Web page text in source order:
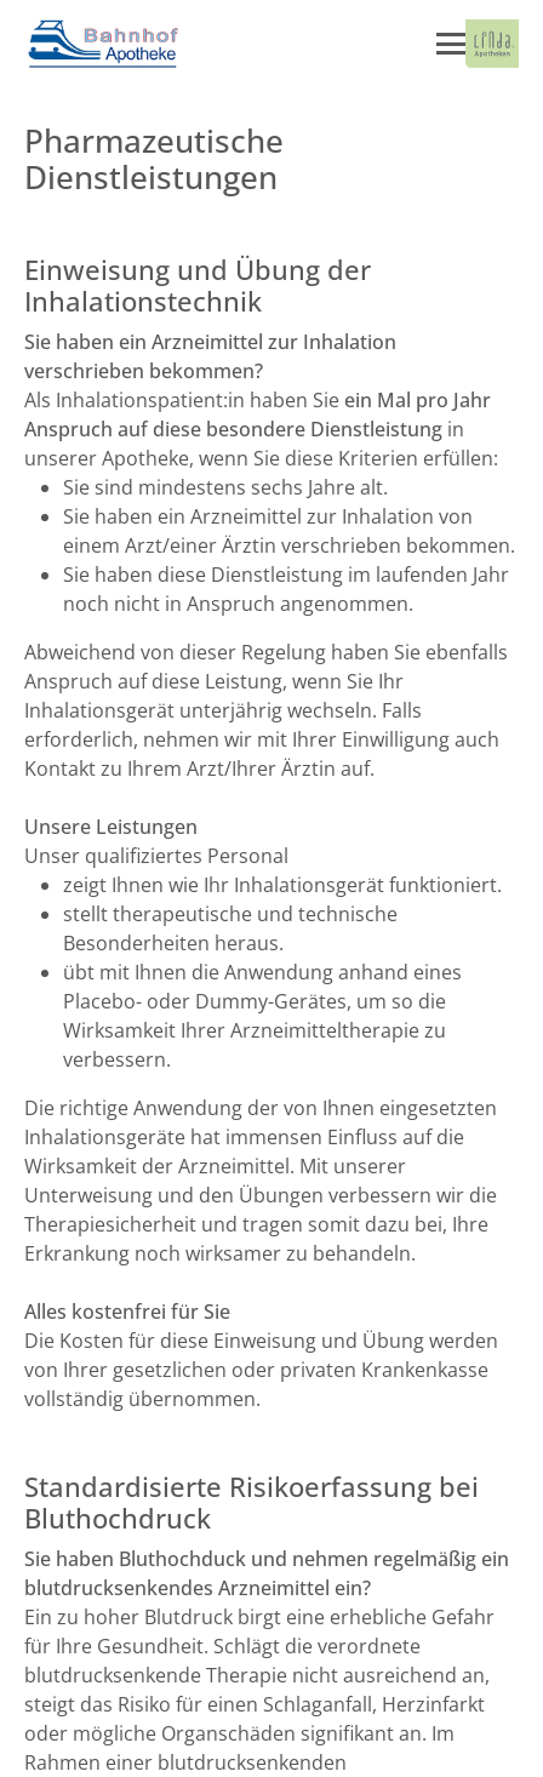
Pharmazeutische
Dienstleistungen
Einweisung und Übung der
Inhalationstechnik
Sie haben ein Arzneimittel zur Inhalation
verschrieben bekommen?
Als Inhalationspatient:in haben Sie ein Mal pro Jahr
Anspruch auf diese besondere Dienstleistung in
unserer Apotheke, wenn Sie diese Kriterien erfüllen:
Sie sind mindestens sechs Jahre alt.
Sie haben ein Arzneimittel zur Inhalation von
einem Arzt/einer Ärztin verschrieben bekommen.
Sie haben diese Dienstleistung im laufenden Jahr
noch nicht in Anspruch angenommen.
Abweichend von dieser Regelung haben Sie ebenfalls
Anspruch auf diese Leistung, wenn Sie Ihr
Inhalationsgerät unterjährig wechseln. Falls
erforderlich, nehmen wir mit Ihrer Einwilligung auch
Kontakt zu Ihrem Arzt/Ihrer Ärztin auf.
Unsere Leistungen
Unser qualifiziertes Personal
zeigt Ihnen wie Ihr Inhalationsgerät funktioniert.
stellt therapeutische und technische
Besonderheiten heraus.
übt mit Ihnen die Anwendung anhand eines
Placebo- oder Dummy-Gerätes, um so die
Wirksamkeit Ihrer Arzneimitteltherapie zu
verbessern.
Die richtige Anwendung der von Ihnen eingesetzten
Inhalationsgeräte hat immensen Einfluss auf die
Wirksamkeit der Arzneimittel. Mit unserer
Unterweisung und den Übungen verbessern wir die
Therapiesicherheit und tragen somit dazu bei, Ihre
Erkrankung noch wirksamer zu behandeln.
Alles kostenfrei für Sie
Die Kosten für diese Einweisung und Übung werden
von Ihrer gesetzlichen oder privaten Krankenkasse
vollständig übernommen.
Standardisierte Risikoerfassung bei
Bluthochdruck
Sie haben Bluthochduck und nehmen regelmäßig ein
blutdrucksenkendes Arzneimittel ein?
Ein zu hoher Blutdruck birgt eine erhebliche Gefahr
für Ihre Gesundheit. Schlägt die verordnete
blutdrucksenkende Therapie nicht ausreichend an,
steigt das Risiko für einen Schlaganfall, Herzinfarkt
oder mögliche Organschäden signifikant an. Im
Rahmen einer blutdrucksenkenden